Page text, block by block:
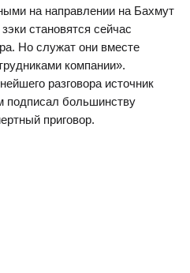
на направлении на Бахмут
становятся сейчас
Но служат они вместе
компании».
разговора источник
подписал большинству
приговор.